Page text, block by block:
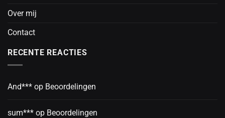
Over mij
Contact
RECENTE REACTIES
And*** op Beoordelingen
sum*** op Beoordelingen